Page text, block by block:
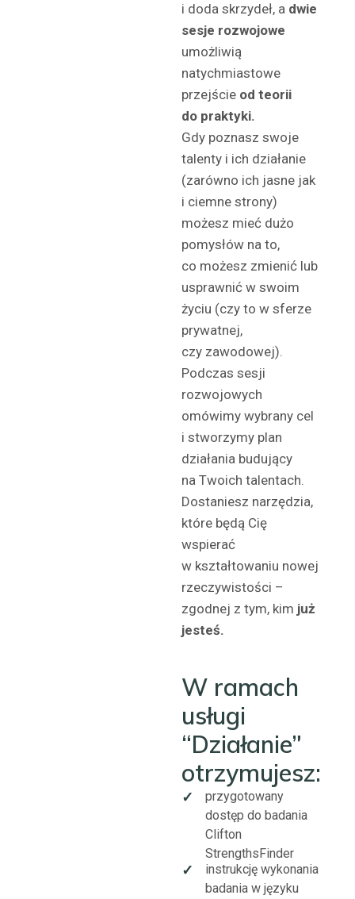
i doda skrzydeł, a dwie
sesje rozwojowe
umożliwią
natychmiastowe
przejście od teorii
do praktyki.
Gdy poznasz swoje
talenty i ich działanie
(zarówno ich jasne jak
i ciemne strony)
możesz mieć dużo
pomysłów na to,
co możesz zmienić lub
usprawnić w swoim
życiu (czy to w sferze
prywatnej,
czy zawodowej).
Podczas sesji
rozwojowych
omówimy wybrany cel
i stworzymy plan
działania budujący
na Twoich talentach.
Dostaniesz narzędzia,
które będą Cię
wspierać
w kształtowaniu nowej
rzeczywistości –
zgodnej z tym, kim już
jesteś.
W ramach
usługi
“Działanie”
otrzymujesz:
✓
przygotowany
dostęp do badania
Clifton
StrengthsFinder
✓
instrukcję wykonania
badania w języku